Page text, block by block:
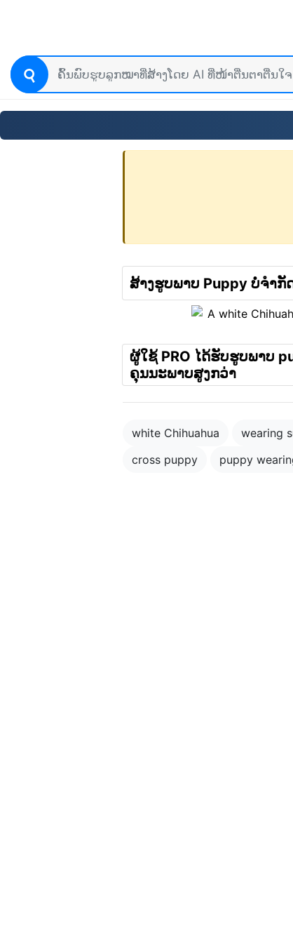
ສ້າງຮູບພາບ Puppy ບໍ່ຈໍາກັ
ຜູ້ໃຊ້ PRO ໄດ້ຮັບຮູບພາບ
ຄຸນນະພາບສູງກວ່າ
white Chihuahua wearing
cross puppy
puppy